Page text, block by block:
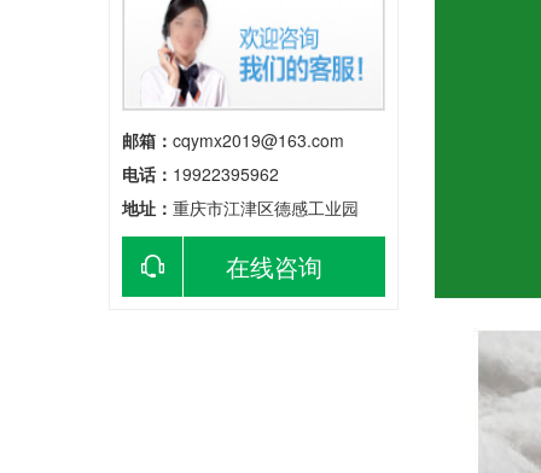
邮箱： cqymx2019@163.com
电话： 19922395962
地址： 重庆市江津区德感工业园
在线咨询